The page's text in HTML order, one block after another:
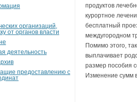
организаций,
от органов власти
деятельность
предоставлению с
продуктов
курортное
бесплатный
междугородном
Помимо этого,
выплачивает
размер пособия
Изменение сумм